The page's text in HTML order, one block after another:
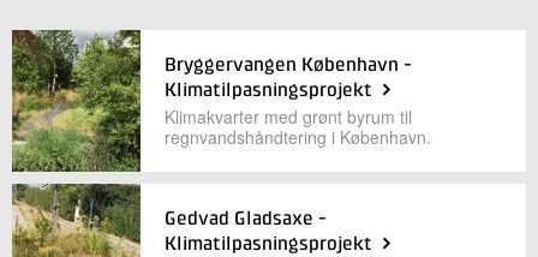
Lars Jørgensen
Seniorkonsulent
Rørcentret
+45 72 20 34 45
Send e-mail
Skriv til mig
Bryggervangen København -
Klimatilpasningsprojekt
Klimakvarter med grønt byrum til
regnvandshåndtering i København.
Gedvad Gladsaxe -
Klimatilpasningsprojekt